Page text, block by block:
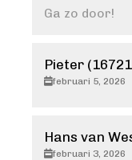
Ga zo door!
Pieter
februari 5, 2026
Hans van
februari 3, 2026